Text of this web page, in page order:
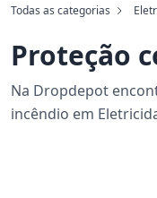
Todas as categorias
Proteção
Na Dropdepot
incêndio em